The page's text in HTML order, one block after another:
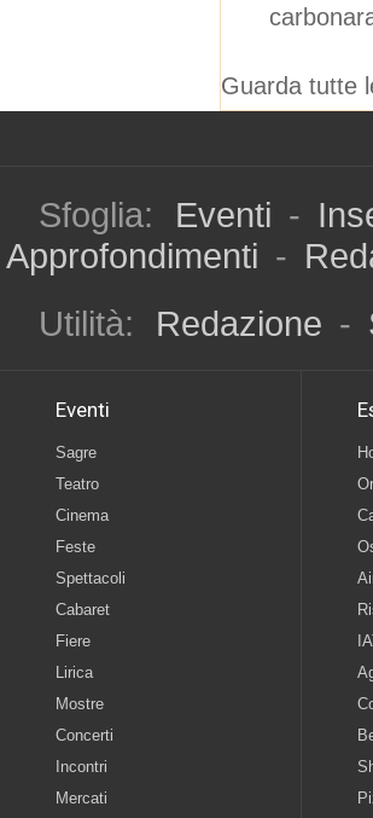
Guarda tutte
Sfoglia: Eventi -
Approfondimenti -
Utilità:
Redazione -
Eventi
Sagre
Teatro
Cinema
Feste
Spettacoli
Cabaret
Fiere
Lirica
Mostre
Concerti
Incontri
Mercati